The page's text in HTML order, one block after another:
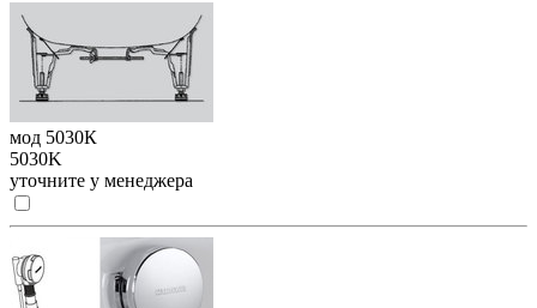
мод 5030К
5030K
уточните у менеджера